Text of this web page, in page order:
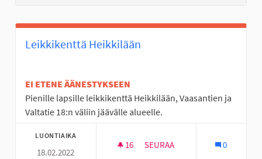
Leikkikenttä Heikkilään
EI ETENE ÄÄNESTYKSEEN
Pienille lapsille leikkikenttä Heikkilään, Vaasantien ja
Valtatie 18:n väliin jäävälle alueelle.
LUONTIAIKA
18.02.2022
16 16 SEURAAJAA
SEURAA 0